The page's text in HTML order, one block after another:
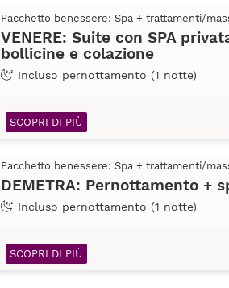
Pacchetto benessere: Spa + trattamenti/
VENERE: Suite con SPA
bollicine e colazione
Incluso pernottamento (1 notte)
SCOPRI DI PIÙ
Pacchetto benessere: Spa + trattamenti/
DEMETRA: Pernottamento +
Incluso pernottamento (1 notte)
SCOPRI DI PIÙ